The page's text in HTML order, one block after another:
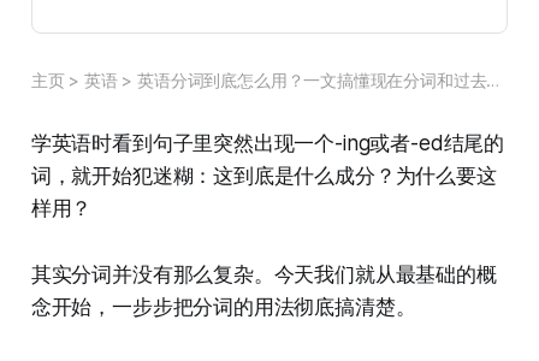
分词使用中的常见陷阱
实战练习让理解更深入
主页> 英语>英语分词到底怎么用？一文搞懂现在分词和过去分词的全部用法
学英语时看到句子里突然出现一个-ing或者-ed结尾的
词，就开始犯迷糊：这到底是什么成分？为什么要这
样用？
其实分词并没有那么复杂。今天我们就从最基础的概
念开始，一步步把分词的用法彻底搞清楚。